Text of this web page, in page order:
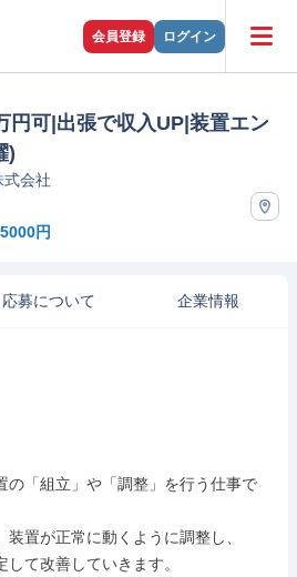
会員登録 ログイン
円可|出張で収入UP|装置エン
)
式会社
円
応募について 企業情報
の「組立」や「調整」を行う仕事で
置が正常に動くように調整し、
て改善していきます。